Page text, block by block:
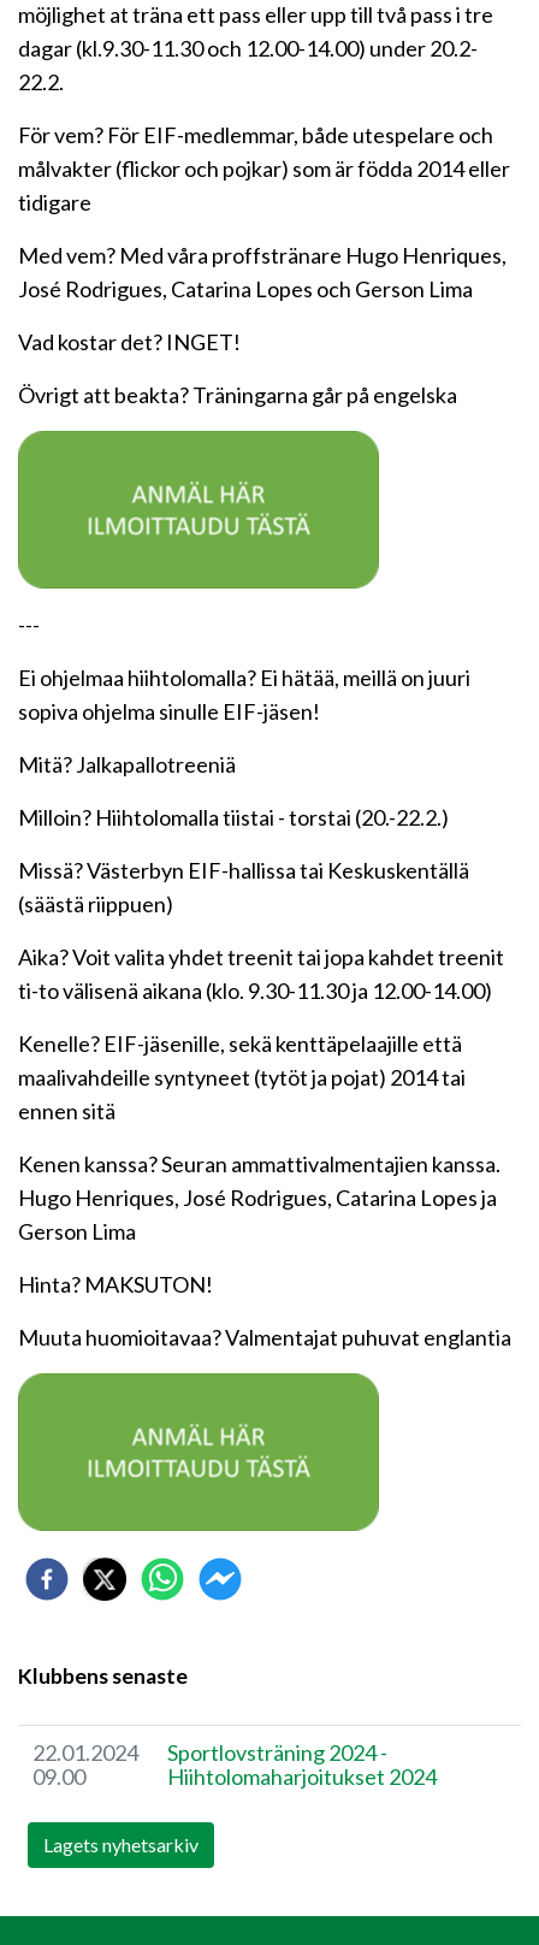
möjlighet at träna ett pass eller upp till två pass i tre
dagar (kl.9.30-11.30 och 12.00-14.00) under 20.2-
22.2.
För vem? För EIF-medlemmar, både utespelare och
målvakter (flickor och pojkar) som är födda 2014 eller
tidigare
Med vem? Med våra proffstränare Hugo Henriques,
José Rodrigues, Catarina Lopes och Gerson Lima
Vad kostar det? INGET!
Övrigt att beakta? Träningarna går på engelska
---
Ei ohjelmaa hiihtolomalla? Ei hätää, meillä on juuri
sopiva ohjelma sinulle EIF-jäsen!
Mitä? Jalkapallotreeniä
Milloin? Hiihtolomalla tiistai - torstai (20.-22.2.)
Missä? Västerbyn EIF-hallissa tai Keskuskentällä
(säästä riippuen)
Aika? Voit valita yhdet treenit tai jopa kahdet treenit
ti-to välisenä aikana (klo. 9.30-11.30 ja 12.00-14.00)
Kenelle? EIF-jäsenille, sekä kenttäpelaajille että
maalivahdeille syntyneet (tytöt ja pojat) 2014 tai
ennen sitä
Kenen kanssa? Seuran ammattivalmentajien kanssa.
Hugo Henriques, José Rodrigues, Catarina Lopes ja
Gerson Lima
Hinta? MAKSUTON!
Muuta huomioitavaa? Valmentajat puhuvat englantia
Klubbens senaste
22.01.2024
09.00
​Sportlovsträning 2024 -
Hiihtolomaharjoitukset 2024
Lagets nyhetsarkiv